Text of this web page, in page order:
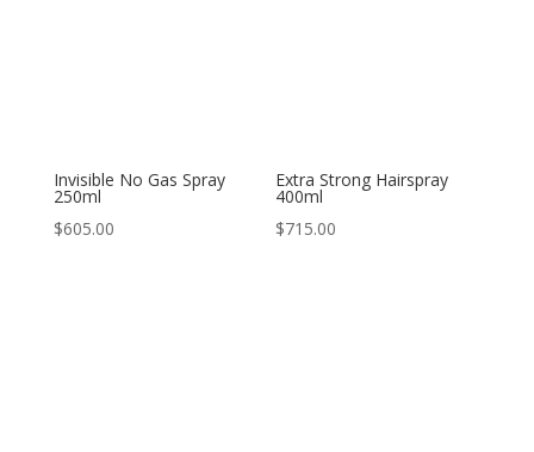
Invisible No Gas Spray
250ml
$605.00
Extra Strong Hairspray
400ml
$715.00